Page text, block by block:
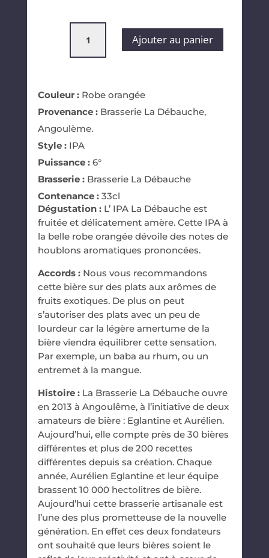
IPA
Ajouter au panier
Couleur :Robe orangée
Provenance :Brasserie La Débauche,
Angoulème.
Style :IPA
Puissance :6°
Brasserie : Brasserie La Débauche
Contenance :33cl
Dégustation :L’ IPA La Débauche est
fruitée et délicatement amère. Cette IPA à
la belle robe orangée dévoile des notes de
houblons aromatiques prononcées.
Accords :Nous vous recommandons
cette bière sur des plats aux arômes de
fruits exotiques. De plus on peut
s’autoriser des plats avec un peu de
lourdeur car la légère amertume de la
bière viendra équilibrer cette sensation.
Par exemple, un baba au rhum, ou un
entremet à la mangue.
Histoire :La Brasserie La Débaucheouvre
en 2013 à Angoulême, à l’initiative de deux
amateurs de bière : Eglantine et Aurélien.
Aujourd’hui, elle compte près de 30 bières
différentes et plus de 200 recettes
différentes depuis sa création. Chaque
année, Aurélien Eglantine et leur équipe
brassent 10 000 hectolitres de bière.
Aujourd’hui cette brasserie artisanale est
l’une des plus prometteuse de la nouvelle
génération. En effet ces deux fondateurs
ont souhaité que leurs bières soient le